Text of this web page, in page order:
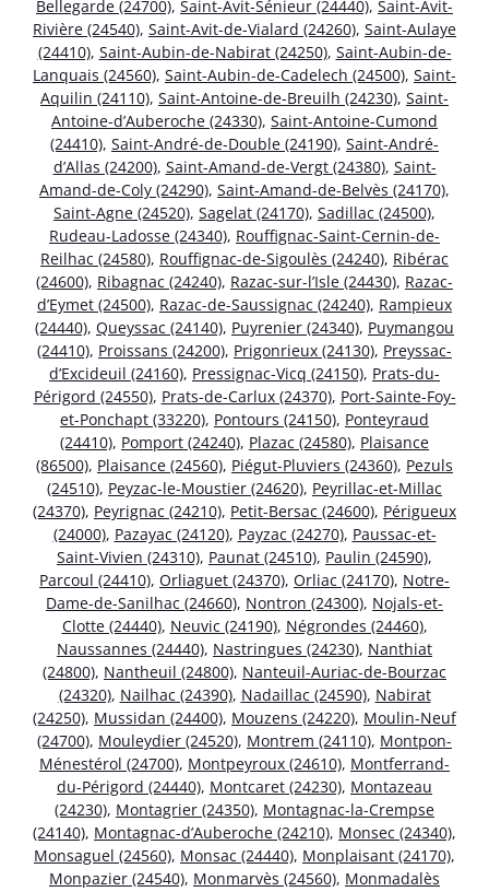
Bellegarde (24700), Saint-Avit-Sénieur (24440), Saint-Avit-
Rivière (24540), Saint-Avit-de-Vialard (24260), Saint-Aulaye
(24410), Saint-Aubin-de-Nabirat (24250), Saint-Aubin-de-
Lanquais (24560), Saint-Aubin-de-Cadelech (24500), Saint-
Aquilin (24110), Saint-Antoine-de-Breuilh (24230), Saint-
Antoine-d’Auberoche (24330), Saint-Antoine-Cumond
(24410), Saint-André-de-Double (24190), Saint-André-
d’Allas (24200), Saint-Amand-de-Vergt (24380), Saint-
Amand-de-Coly (24290), Saint-Amand-de-Belvès (24170),
Saint-Agne (24520), Sagelat (24170), Sadillac (24500),
Rudeau-Ladosse (24340), Rouffignac-Saint-Cernin-de-
Reilhac (24580), Rouffignac-de-Sigoulès (24240), Ribérac
(24600), Ribagnac (24240), Razac-sur-l’Isle (24430), Razac-
d’Eymet (24500), Razac-de-Saussignac (24240), Rampieux
(24440), Queyssac (24140), Puyrenier (24340), Puymangou
(24410), Proissans (24200), Prigonrieux (24130), Preyssac-
d’Excideuil (24160), Pressignac-Vicq (24150), Prats-du-
Périgord (24550), Prats-de-Carlux (24370), Port-Sainte-Foy-
et-Ponchapt (33220), Pontours (24150), Ponteyraud
(24410), Pomport (24240), Plazac (24580), Plaisance
(86500), Plaisance (24560), Piégut-Pluviers (24360), Pezuls
(24510), Peyzac-le-Moustier (24620), Peyrillac-et-Millac
(24370), Peyrignac (24210), Petit-Bersac (24600), Périgueux
(24000), Pazayac (24120), Payzac (24270), Paussac-et-
Saint-Vivien (24310), Paunat (24510), Paulin (24590),
Parcoul (24410), Orliaguet (24370), Orliac (24170), Notre-
Dame-de-Sanilhac (24660), Nontron (24300), Nojals-et-
Clotte (24440), Neuvic (24190), Négrondes (24460),
Naussannes (24440), Nastringues (24230), Nanthiat
(24800), Nantheuil (24800), Nanteuil-Auriac-de-Bourzac
(24320), Nailhac (24390), Nadaillac (24590), Nabirat
(24250), Mussidan (24400), Mouzens (24220), Moulin-Neuf
(24700), Mouleydier (24520), Montrem (24110), Montpon-
Ménestérol (24700), Montpeyroux (24610), Montferrand-
du-Périgord (24440), Montcaret (24230), Montazeau
(24230), Montagrier (24350), Montagnac-la-Crempse
(24140), Montagnac-d’Auberoche (24210), Monsec (24340),
Monsaguel (24560), Monsac (24440), Monplaisant (24170),
Monpazier (24540), Monmarvès (24560), Monmadalès